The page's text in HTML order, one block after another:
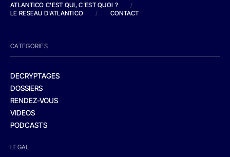
ATLANTICO C'EST QUI, C'EST QUOI ?
/
LE RESEAU D'ATLANTICO
/ CONTACT
CATEGORIES
DECRYPTAGES
DOSSIERS
RENDEZ-VOUS
VIDEOS
PODCASTS
LEGAL